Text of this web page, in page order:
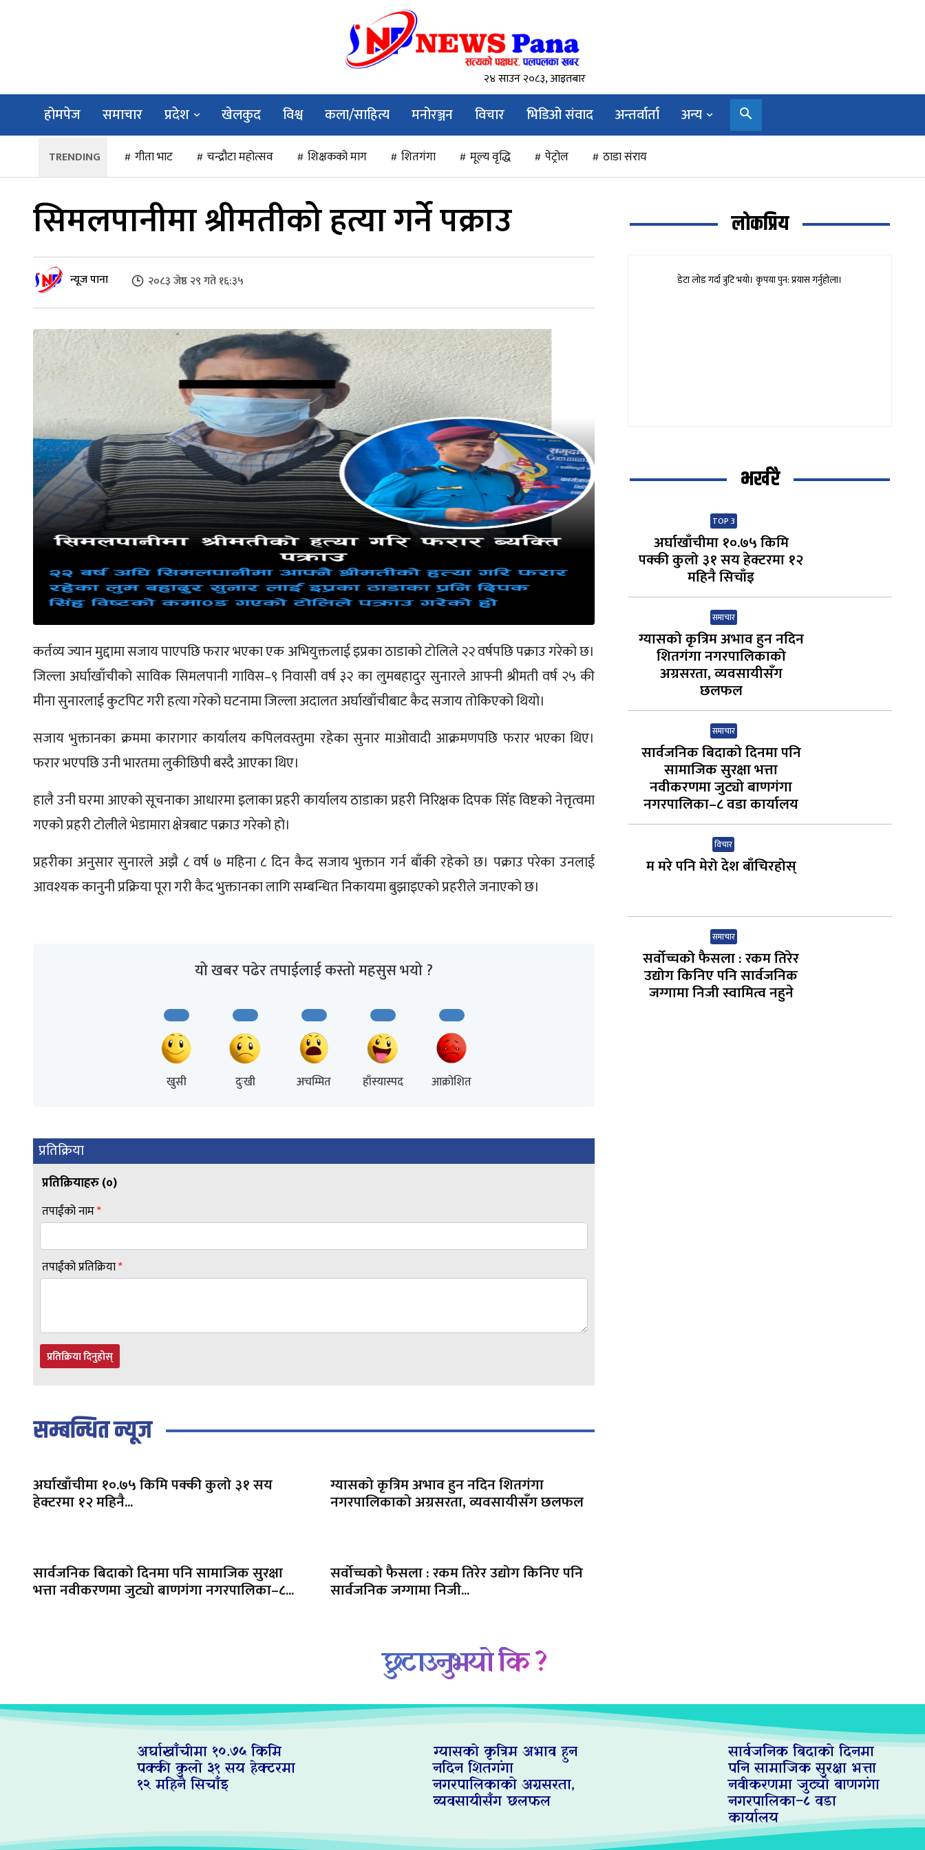
२४ साउन २०८३, आइतबार
होमपेज समाचार प्रदेश खेलकुद विश्व कला/साहित्य मनोरञ्जन विचार भिडिओ संवाद अन्तर्वार्ता अन्य
गीता भाट चन्द्रौटा महोत्सव शिक्षकको माग शितगंगा मूल्य वृद्धि पेट्रोल ठाडा संराय
सिमलपानीमा श्रीमतीको हत्या गर्ने पक्राउ
न्यूज पाना २०८३ जेष्ठ २९ गते १६:३५
कर्तव्य ज्यान मुद्दामा सजाय पाएपछि फरार भएका एक अभियुक्तलाई इप्रका ठाडाको टोलिले २२ वर्षपछि पक्राउ गरेको छ।
जिल्ला अर्घाखाँचीको साविक सिमलपानी गाविस–९ निवासी वर्ष ३२ का लुमबहादुर सुनारले आफ्नी श्रीमती वर्ष २५ की
मीना सुनारलाई कुटपिट गरी हत्या गरेको घटनामा जिल्ला अदालत अर्घाखाँचीबाट कैद सजाय तोकिएको थियो।
सजाय भुक्तानका क्रममा कारागार कार्यालय कपिलवस्तुमा रहेका सुनार माओवादी आक्रमणपछि फरार भएका थिए।
फरार भएपछि उनी भारतमा लुकीछिपी बस्दै आएका थिए।
हालै उनी घरमा आएको सूचनाका आधारमा इलाका प्रहरी कार्यालय ठाडाका प्रहरी निरिक्षक दिपक सिँह विष्टको नेत्तृत्वमा
गएको प्रहरी टोलीले भेडामारा क्षेत्रबाट पक्राउ गरेको हो।
प्रहरीका अनुसार सुनारले अझै ८ वर्ष ७ महिना ८ दिन कैद सजाय भुक्तान गर्न बाँकी रहेको छ। पक्राउ परेका उनलाई
आवश्यक कानुनी प्रक्रिया पूरा गरी कैद भुक्तानका लागि सम्बन्धित निकायमा बुझाइएको प्रहरीले जनाएको छ।
यो खबर पढेर तपाईलाई कस्तो महसुस भयो ?
खुसी दुःखी अचम्मित हाँस्यास्पद आक्रोशित
प्रतिक्रिया
प्रतिक्रियाहरु (०)
तपाईंको नाम*
तपाईंको प्रतिक्रिया*
प्रतिक्रिया दिनुहोस्
सम्बन्धित न्यूज
अर्घाखाँचीमा १०.७५ किमि पक्की कुलो ३१ सय
हेक्टरमा १२ महिनै...
ग्यासको कृत्रिम अभाव हुन नदिन शितगंगा
नगरपालिकाको अग्रसरता, व्यवसायीसँग छलफल
सार्वजनिक बिदाको दिनमा पनि सामाजिक सुरक्षा
भत्ता नवीकरणमा जुट्यो बाणगंगा नगरपालिका–८...
सर्वोच्चको फैसला : रकम तिरेर उद्योग किनिए पनि
सार्वजनिक जग्गामा निजी...
लोकप्रिय
डेटा लोड गर्दा त्रुटि भयो। कृपया पुन: प्रयास गर्नुहोला।
भर्खरै
TOP 3
अर्घाखाँचीमा १०.७५ किमि
पक्की कुलो ३१ सय हेक्टरमा १२
महिनै सिचाँइ
समाचार
ग्यासको कृत्रिम अभाव हुन नदिन
शितगंगा नगरपालिकाको
अग्रसरता, व्यवसायीसँग
छलफल
समाचार
सार्वजनिक बिदाको दिनमा पनि
सामाजिक सुरक्षा भत्ता
नवीकरणमा जुट्यो बाणगंगा
नगरपालिका–८ वडा कार्यालय
विचार
म मरे पनि मेरो देश बाँचिरहोस्
समाचार
सर्वोच्चको फैसला : रकम तिरेर
उद्योग किनिए पनि सार्वजनिक
जग्गामा निजी स्वामित्व नहुने
छुटाउनुभयो कि ?
अर्घाखाँचीमा १०.७५ किमि
पक्की कुलो ३१ सय हेक्टरमा
१२ महिनै सिचाँइ
ग्यासको कृत्रिम अभाव हुन
नदिन शितगंगा
नगरपालिकाको अग्रसरता,
व्यवसायीसँग छलफल
सार्वजनिक बिदाको दिनमा
पनि सामाजिक सुरक्षा भत्ता
नवीकरणमा जुट्यो बाणगंगा
नगरपालिका–८ वडा
कार्यालय